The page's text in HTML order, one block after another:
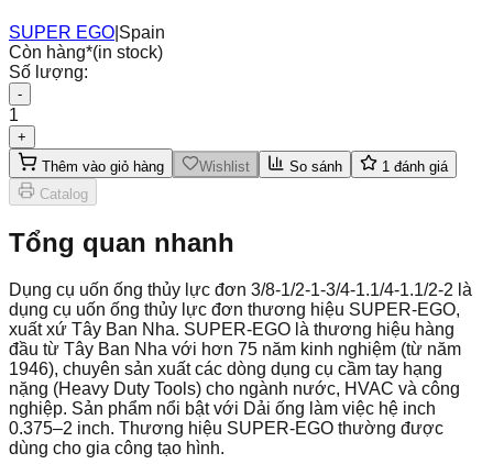
SUPER EGO Spain
Còn hàng*(in stock)
Số lượng:
-
1
+
Thêm vào giỏ hàng
Wishlist So sánh 1 đánh giá
Catalog
Tổng quan nhanh
Dụng cụ uốn ống thủy lực đơn 3/8-1/2-1-3/4-1.1/4-1.1/2-2 là
dụng cụ uốn ống thủy lực đơn thương hiệu SUPER-EGO,
xuất xứ Tây Ban Nha. SUPER-EGO là thương hiệu hàng
đầu từ Tây Ban Nha với hơn 75 năm kinh nghiệm (từ năm
1946), chuyên sản xuất các dòng dụng cụ cầm tay hạng
nặng (Heavy Duty Tools) cho ngành nước, HVAC và công
nghiệp. Sản phẩm nổi bật với Dải ống làm việc hệ inch
0.375–2 inch. Thương hiệu SUPER-EGO thường được
dùng cho gia công tạo hình.